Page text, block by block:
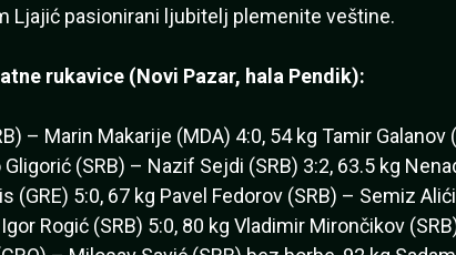
Ljajić pasionirani ljubitelj plemenite veštine.
rukavice (Novi Pazar, hala Pendik):
– Marin Makarije (MDA) 4:0, 54 kg Tamir
Gligorić (SRB) – Nazif Sejdi (SRB) 3:2, 63.5 kg
(GRE) 5:0, 67 kg Pavel Fedorov (SRB) – Semiz
Rogić (SRB) 5:0, 80 kg Vladimir Mirončikov